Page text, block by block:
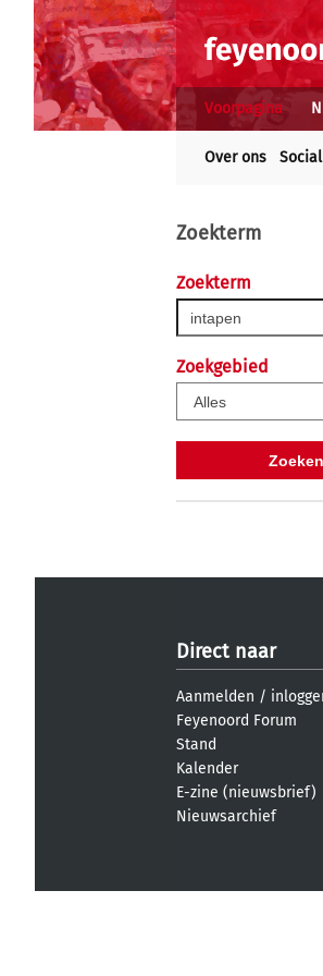
Voorpagina
Over ons Social
Zoekterm
Zoekterm
Zoekgebied
Direct naar
Aanmelden /
Feyenoord Forum
Stand
Kalender
E-zine (nieuwsbrief)
Nieuwsarchief